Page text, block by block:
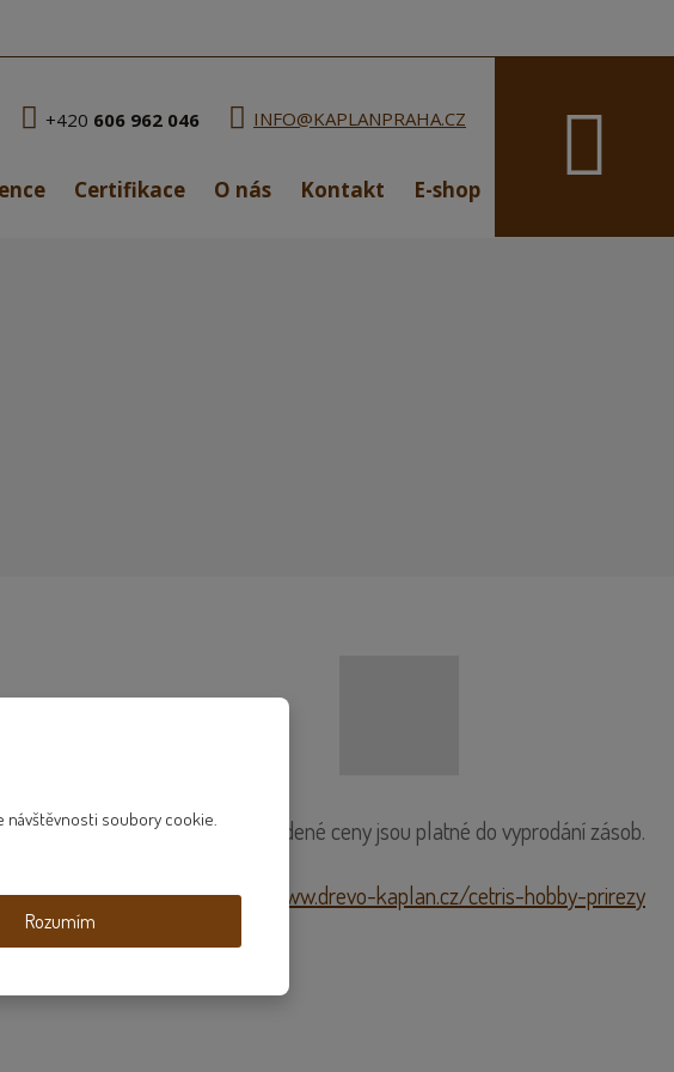
Certifikace O nás Kontakt E-shop
+420 606 962 046 INFO@KAPLANPRAHA.CZ Vyhledávání
Uvedené ceny jsou platné do vyprodání zásob.
https://www.drevo-kaplan.cz/cetris-hobby-prirezy
návštěvnosti soubory cookie.
Rozumím